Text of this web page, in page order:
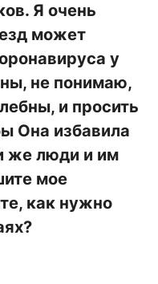
Я очень
может
у
не понимаю,
и просить
Она избавила
же люди и им
мое
как нужно